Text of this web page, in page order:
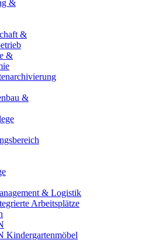
&
&
&
&
& Logistik
Arbeitsplätze
Kindergartenmöbel